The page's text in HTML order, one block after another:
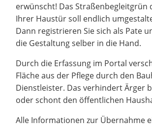
erwünscht! Das Straßenbegleitgrün
Ihrer Haustür soll endlich
Dann registrieren Sie sich als Pate
die Gestaltung selber in die Hand.
Durch die Erfassung im Portal
Fläche aus der Pflege durch den
Dienstleister. Das verhindert Ärger
oder schont den öffentlichen
Alle Informationen zur Übernahme